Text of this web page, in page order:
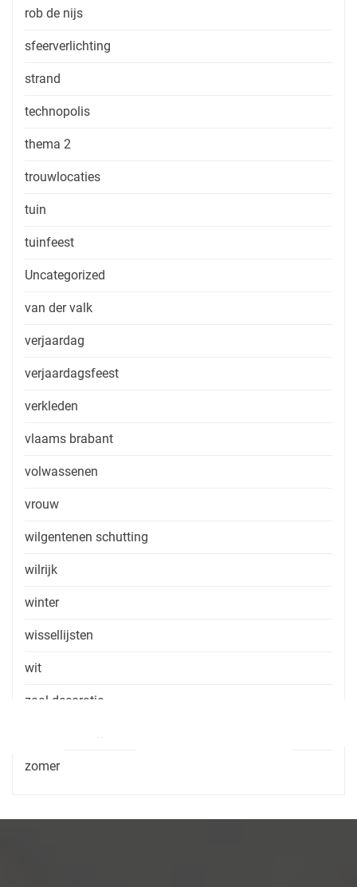
rob de nijs
sfeerverlichting
strand
technopolis
thema 2
trouwlocaties
tuin
tuinfeest
Uncategorized
van der valk
verjaardag
verjaardagsfeest
verkleden
vlaams brabant
volwassenen
vrouw
wilgentenen schutting
wilrijk
winter
wissellijsten
wit
zaal decoratie
zaal huren zonder consumptie
zomer